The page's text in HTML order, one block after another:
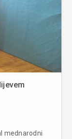
mednarodni